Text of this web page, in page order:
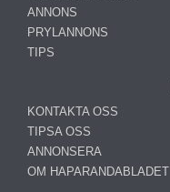
ANNONS
PRYLANNONS
TIPS
KONTAKTA OSS
TIPSA OSS
ANNONSERA
OM HAPARANDABLADET